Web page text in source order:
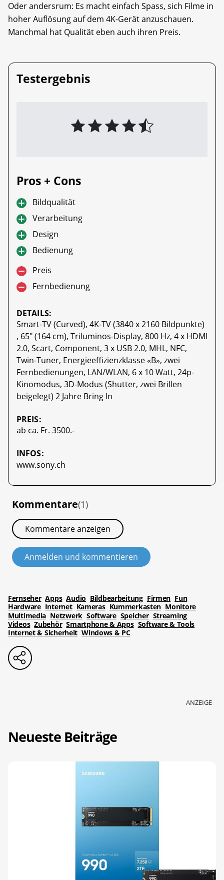
Oder andersrum: Es macht einfach Spass, sich Filme in
hoher Auflösung auf dem 4K-Gerät anzuschauen.
Manchmal hat Qualität eben auch ihren Preis.
Testergebnis
Pros + Cons
Bildqualität
Verarbeitung
Design
Bedienung
Preis
Fernbedienung
DETAILS:
Smart-TV (Curved), 4K-TV (3840 x 2160 Bildpunkte)
, 65" (164 cm), Triluminos-Display, 800 Hz, 4 x HDMI
2.0, Scart, Component, 3 x USB 2.0, MHL, NFC,
Twin-Tuner, Energieeffizienzklasse «B», zwei
Fernbedienungen, LAN/WLAN, 6 x 10 Watt, 24p-
Kinomodus, 3D-Modus (Shutter, zwei Brillen
beigelegt) 2 Jahre Bring In
PREIS:
ab ca. Fr. 3500.-
INFOS:
www.sony.ch
Kommentare(1)
Kommentare anzeigen
Anmelden und kommentieren
Fernseher Apps Audio Bildbearbeitung Firmen Fun
Hardware Internet Kameras Kummerkasten Monitore
Multimedia Netzwerk Software Speicher Streaming
Videos Zubehör Smartphone & Apps Software & Tools
Internet & Sicherheit Windows & PC
ANZEIGE
Neueste Beiträge